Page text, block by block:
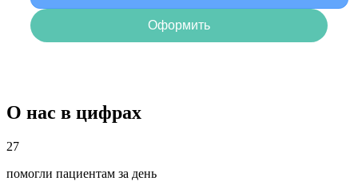
Оформить
О нас в цифрах
27
помогли пациентам за день